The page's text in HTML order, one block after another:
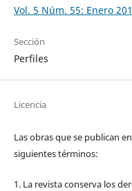
Vol. 5 Núm. 55: Enero
Sección
Perfiles
Licencia
Las obras que se publican
siguientes términos:
1. La revista conserva los